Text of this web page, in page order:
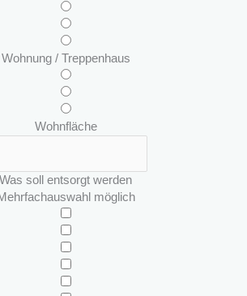
Wohnung / Treppenhaus
Wohnfläche
Was soll entsorgt werden
möglich